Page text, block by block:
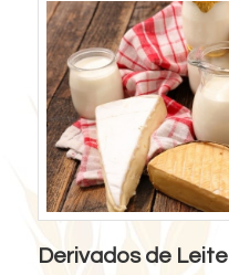
Derivados de Leite